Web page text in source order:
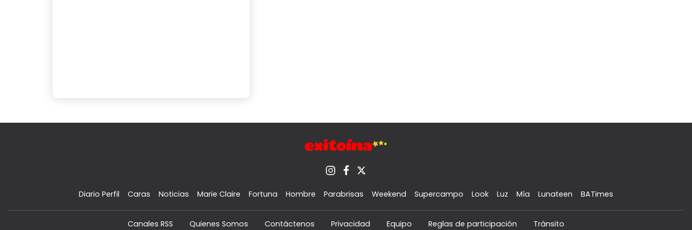
Diario Perfil Caras Noticias Marie Claire Fortuna Hombre Parabrisas Weekend Supercampo Look Luz Mía Lunateen BATimes
Canales RSS Quienes Somos Contáctenos Privacidad Equipo Reglas de participación Tránsito